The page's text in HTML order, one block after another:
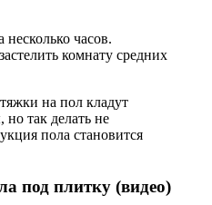
часов.
комнату средних
на пол кладут
так делать не
пола становится
под плитку (видео)